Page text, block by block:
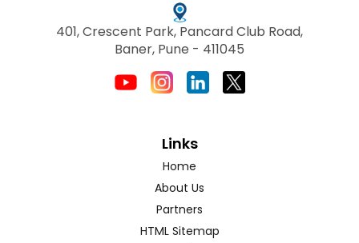
401, Crescent Park, Pancard Club Road,
Baner, Pune - 411045
Links
Home
About Us
Partners
HTML Sitemap